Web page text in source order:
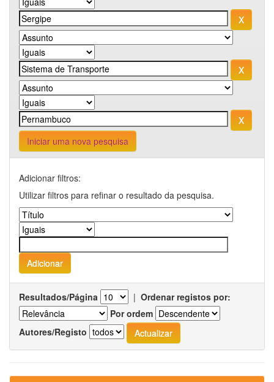
Iniciar uma nova pesquisa
Adicionar filtros:
Utilizar filtros para refinar o resultado da pesquisa.
Resultados/Página | Ordenar registos por:
Por ordem
Autores/Registo